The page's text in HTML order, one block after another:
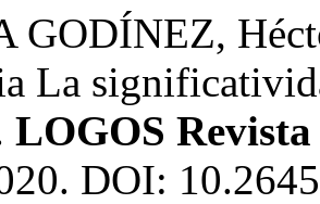
GODÍNEZ,
La
LOGOS
DOI: